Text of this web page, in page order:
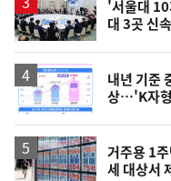
'서울대
대 3곳 신
내년 기준
상…'K자
거주용 1
세 대상서